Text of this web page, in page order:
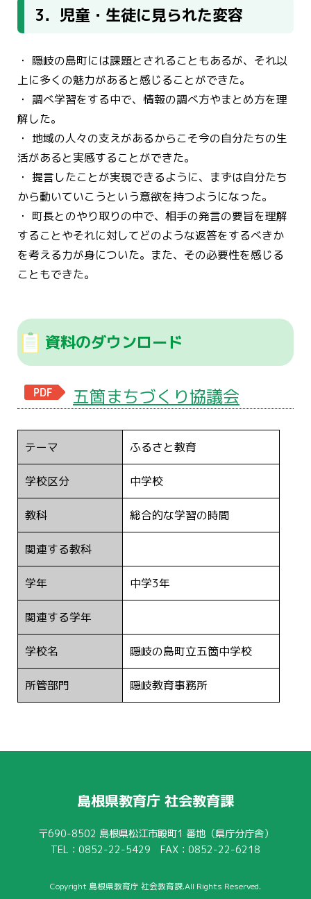
3．児童・生徒に見られた変容
・ 隠岐の島町には課題とされることもあるが、それ以
上に多くの魅力があると感じることができた。
・ 調べ学習をする中で、情報の調べ方やまとめ方を理
解した。
・ 地域の人々の支えがあるからこそ今の自分たちの生
活があると実感することができた。
・ 提言したことが実現できるように、まずは自分たち
から動いていこうという意欲を持つようになった。
・ 町長とのやり取りの中で、相手の発言の要旨を理解
することやそれに対してどのような返答をするべきか
を考える力が身についた。また、その必要性を感じる
こともできた。
資料のダウンロード
五箇まちづくり協議会
テーマ ふるさと教育
学校区分 中学校
教科 総合的な学習の時間
関連する教科
学年 中学3年
関連する学年
学校名 隠岐の島町立五箇中学校
所管部門 隠岐教育事務所
島根県教育庁 社会教育課
〒690-8502 島根県松江市殿町1 番地（県庁分庁舎）
TEL：0852-22-5429 FAX：0852-22-6218
Copyright 島根県教育庁 社会教育課.All Rights Reserved.